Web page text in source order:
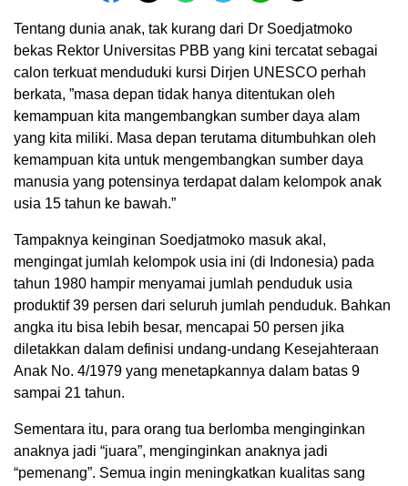
Tentang dunia anak, tak kurang dari Dr Soedjatmoko
bekas Rektor Universitas PBB yang kini tercatat sebagai
calon terkuat menduduki kursi Dirjen UNESCO perhah
berkata, ”masa depan tidak hanya ditentukan oleh
kemampuan kita mangembangkan sumber daya alam
yang kita miliki. Masa depan terutama ditumbuhkan oleh
kemampuan kita untuk mengembangkan sumber daya
manusia yang potensinya terdapat dalam kelompok anak
usia 15 tahun ke bawah.”
Tampaknya keinginan Soedjatmoko masuk akal,
mengingat jumlah kelompok usia ini (di Indonesia) pada
tahun 1980 hampir menyamai jumlah penduduk usia
produktif 39 persen dari seluruh jumlah penduduk. Bahkan
angka itu bisa lebih besar, mencapai 50 persen jika
diletakkan dalam definisi undang-undang Kesejahteraan
Anak No. 4/1979 yang menetapkannya dalam batas 9
sampai 21 tahun.
Sementara itu, para orang tua berlomba menginginkan
anaknya jadi “juara”, menginginkan anaknya jadi
“pemenang”. Semua ingin meningkatkan kualitas sang